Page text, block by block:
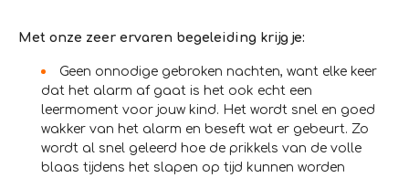
Met onze zeer ervaren begeleiding krijg je:
Geen onnodige gebroken nachten, want elke keer
dat het alarm af gaat is het ook echt een
leermoment voor jouw kind. Het wordt snel en goed
wakker van het alarm en beseft wat er gebeurt. Zo
wordt al snel geleerd hoe de prikkels van de volle
blaas tijdens het slapen op tijd kunnen worden